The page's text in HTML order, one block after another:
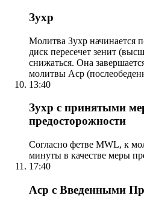
Зухр
Молитва Зухр начинается
диск пересечет зенит
снижаться. Она
молитвы Аср
13:40
Зухр с принятыми
предосторожности
Согласно фетве MWL, к
минуты в качестве меры
17:40
Аср с Введенными